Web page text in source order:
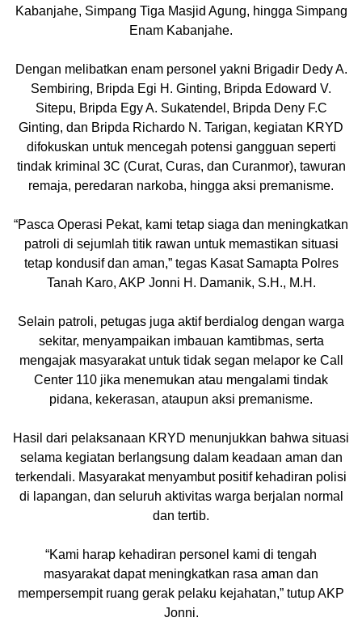
Kabanjahe, Simpang Tiga Masjid Agung, hingga Simpang
Enam Kabanjahe.
Dengan melibatkan enam personel yakni Brigadir Dedy A.
Sembiring, Bripda Egi H. Ginting, Bripda Edoward V.
Sitepu, Bripda Egy A. Sukatendel, Bripda Deny F.C
Ginting, dan Bripda Richardo N. Tarigan, kegiatan KRYD
difokuskan untuk mencegah potensi gangguan seperti
tindak kriminal 3C (Curat, Curas, dan Curanmor), tawuran
remaja, peredaran narkoba, hingga aksi premanisme.
“Pasca Operasi Pekat, kami tetap siaga dan meningkatkan
patroli di sejumlah titik rawan untuk memastikan situasi
tetap kondusif dan aman,” tegas Kasat Samapta Polres
Tanah Karo, AKP Jonni H. Damanik, S.H., M.H.
Selain patroli, petugas juga aktif berdialog dengan warga
sekitar, menyampaikan imbauan kamtibmas, serta
mengajak masyarakat untuk tidak segan melapor ke Call
Center 110 jika menemukan atau mengalami tindak
pidana, kekerasan, ataupun aksi premanisme.
Hasil dari pelaksanaan KRYD menunjukkan bahwa situasi
selama kegiatan berlangsung dalam keadaan aman dan
terkendali. Masyarakat menyambut positif kehadiran polisi
di lapangan, dan seluruh aktivitas warga berjalan normal
dan tertib.
“Kami harap kehadiran personel kami di tengah
masyarakat dapat meningkatkan rasa aman dan
mempersempit ruang gerak pelaku kejahatan,” tutup AKP
Jonni.